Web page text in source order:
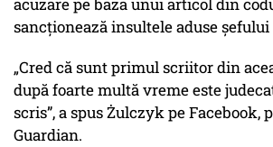
acuzare pe baza unui articol din
sancționează insultele aduse
„Cred că sunt primul scriitor din
după foarte multă vreme este
scris”, a spus Żulczyk pe Facebook,
Guardian.